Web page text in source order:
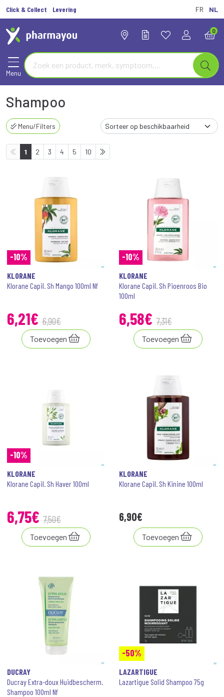
Click & Collect Levering FR NL
0
Menu
Shampoo
Menu/Filters
1 2 3 4 5 10
-10%
KLORANE
Klorane Capil. Sh Mango 100ml Nf
6,21€ 6,90€
Toevoegen
-10%
KLORANE
Klorane Capil. Sh Pioenroos Bio
100ml
6,58€ 7,31€
Toevoegen
-10%
KLORANE
Klorane Capil. Sh Haver 100ml
6,75€ 7,50€
Toevoegen
KLORANE
Klorane Capil. Sh Kinine 100ml
6,90€
Toevoegen
DUCRAY
Ducray Extra-doux Huidbescherm.
Shampoo 100ml Nf
-50%
LAZARTIGUE
Lazartigue Solid Shampoo 75g